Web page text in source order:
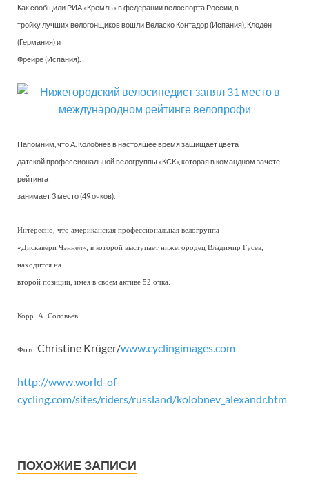
Как сообщили РИА «Кремль» в федерации велоспорта России, в
тройку лучших велогонщиков вошли Веласко Контадор (Испания), Клоден
(Германия) и
Фрейре (Испания).
Напомним, что А. Колобнев в настоящее время защищает цвета
датской профессиональной велогруппы «КСК», которая в командном зачете
рейтинга
занимает 3 место (49 очков).
Интересно, что американская профессиональная велогруппа
«Дискавери Чэннел», в которой выступает нижегородец Владимир Гусев,
находится на
второй позиции, имея в своем активе 52 очка.
Корр. А. Соловьев
Фото Christine Krüger/www.cyclingimages.com
http://www.world-of-
cycling.com/sites/riders/russland/kolobnev_alexandr.htm
ПОХОЖИЕ ЗАПИСИ